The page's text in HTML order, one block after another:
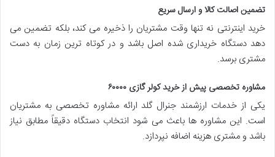
تضمین اصالت کالا و ارسال سریع
خرید اینترنتی نه تنها وقت مشتریان را ذخیره می کند، بلکه تضمین می
دهد دستگاه خریداری شده اصل باشد و در کوتاه ترین زمان به دست
مشتری برسد.
مشاوره تخصصی پیش از خرید کولر گازی ۶۰۰۰۰
یکی از خدمات ارزشمند جنرال گلد ارائه مشاوره تخصصی به مشتریان
است. این مشاوره ها باعث می شود انتخاب دستگاه دقیقاً مطابق نیاز
باشد و مشتری هزینه اضافه نپردازد.